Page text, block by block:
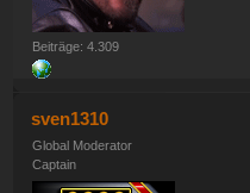
Beiträge: 4.309
sven1310
Global Moderator
Captain